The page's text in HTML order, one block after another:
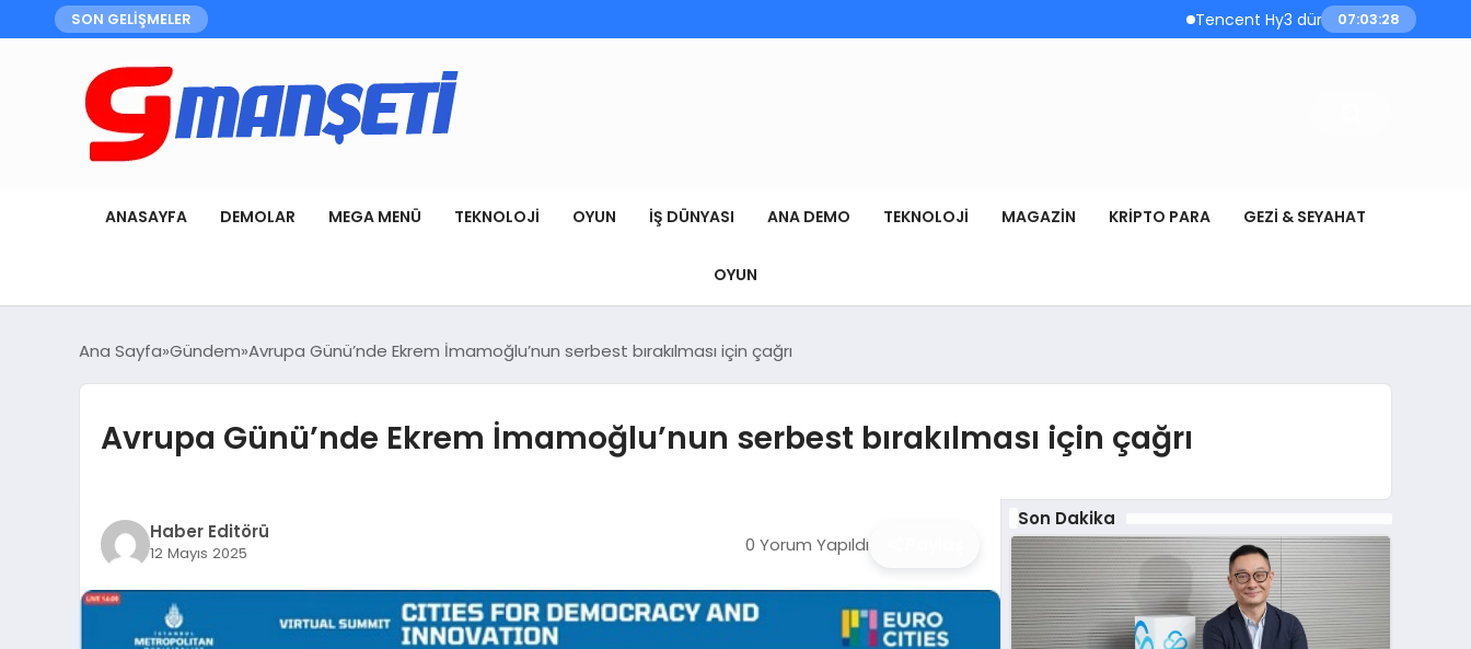
SON GELİŞMELER Tencent Hy3 dünya genelinde kullanıma
07:03:29
ANASAYFA DEMOLAR MEGA MENÜ TEKNOLOJI OYUN İŞ DÜNYASI ANA DEMO TEKNOLOJI MAGAZIN KRIPTO PARA GEZI & SEYAHAT
OYUN
Ana Sayfa Gündem Avrupa Günü’nde Ekrem İmamoğlu’nun serbest bırakılması için çağrı
Avrupa Günü’nde Ekrem İmamoğlu’nun serbest bırakılması için çağrı
Haber Editörü
12 Mayıs 2025 0 Yorum Yapıldı
Son Dakika